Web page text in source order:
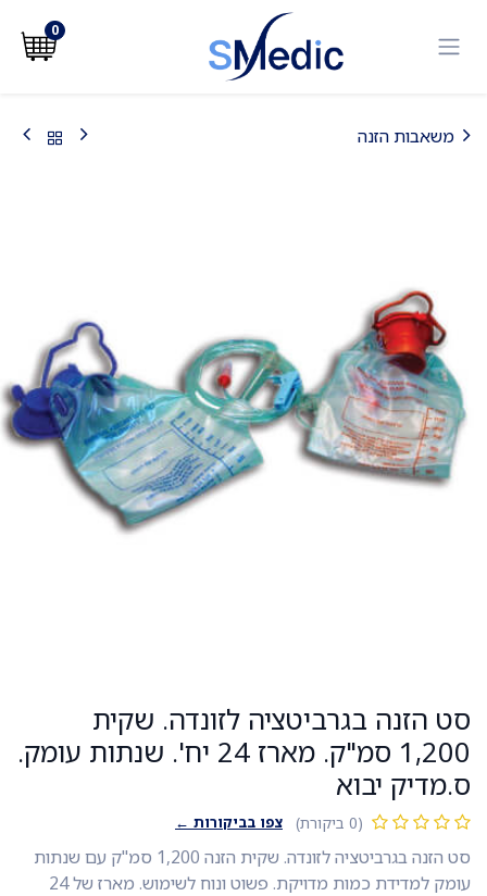
0
משאבות הזנה
סט הזנה בגרביטציה לזונדה. שקית
1,200 סמ"ק. מארז 24 יח'. שנתות עומק.
ס.מדיק יבוא
(0 ביקורת) צפו בביקורות ←
סט הזנה בגרביטציה לזונדה. שקית הזנה 1,200 סמ"ק עם שנתות
עומק למדידת כמות מדויקת. פשוט ונוח לשימוש. מארז של 24